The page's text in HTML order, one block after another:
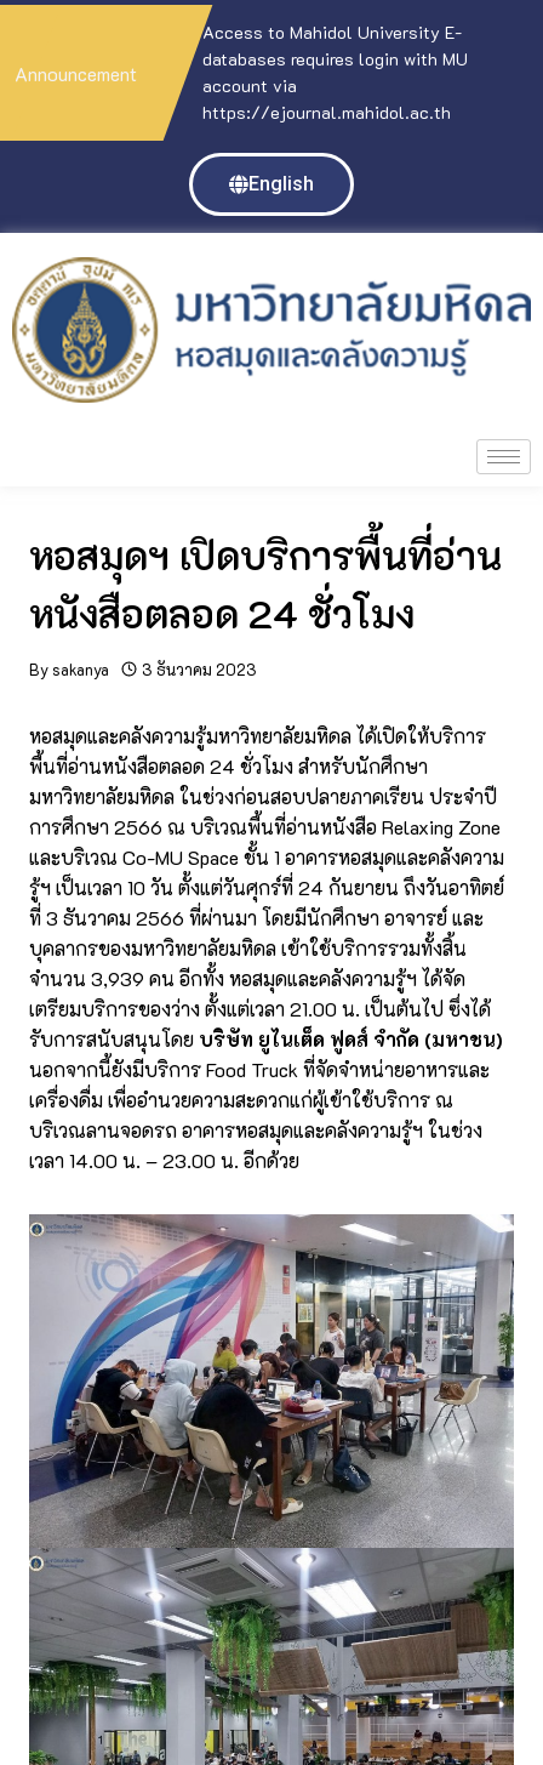
Announcement
Access to Mahidol University E-
databases requires login with MU
account via
https://ejournal.mahidol.ac.th
English
หอสมุดฯ เปิดบริการพื้นที่อ่าน
หนังสือตลอด 24 ชั่วโมง
By sakanya 3 ธันวาคม 2023
หอสมุดและคลังความรู้มหาวิทยาลัยมหิดล ได้เปิดให้บริการ
พื้นที่อ่านหนังสือตลอด 24 ชั่วโมง สำหรับนักศึกษา
มหาวิทยาลัยมหิดล ในช่วงก่อนสอบปลายภาคเรียน ประจำปี
การศึกษา 2566 ณ บริเวณพื้นที่อ่านหนังสือ Relaxing Zone
และบริเวณ Co-MU Space ชั้น 1 อาคารหอสมุดและคลังความ
รู้ฯ เป็นเวลา 10 วัน ตั้งแต่วันศุกร์ที่ 24 กันยายน ถึงวันอาทิตย์
ที่ 3 ธันวาคม 2566 ที่ผ่านมา โดยมีนักศึกษา อาจารย์ และ
บุคลากรของมหาวิทยาลัยมหิดล เข้าใช้บริการรวมทั้งสิ้น
จำนวน 3,939 คน อีกทั้ง หอสมุดและคลังความรู้ฯ ได้จัด
เตรียมบริการของว่าง ตั้งแต่เวลา 21.00 น. เป็นต้นไป ซึ่งได้
รับการสนับสนุนโดย บริษัท ยูไนเต็ด ฟูดส์ จํากัด (มหาชน)
นอกจากนี้ยังมีบริการ Food Truck ที่จัดจำหน่ายอาหารและ
เครื่องดื่ม เพื่ออำนวยความสะดวกแก่ผู้เข้าใช้บริการ ณ
บริเวณลานจอดรถ อาคารหอสมุดและคลังความรู้ฯ ในช่วง
เวลา 14.00 น. – 23.00 น. อีกด้วย